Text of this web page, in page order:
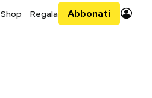
Shop Regala Abbonati